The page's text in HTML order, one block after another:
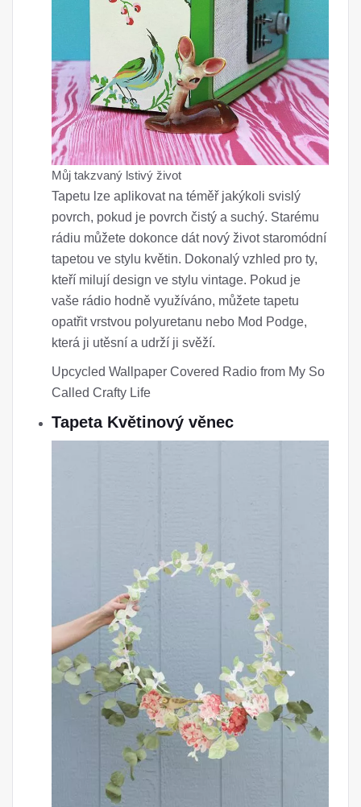
Můj takzvaný lstivý život
Tapetu lze aplikovat na téměř jakýkoli svislý
povrch, pokud je povrch čistý a suchý. Starému
rádiu můžete dokonce dát nový život staromódní
tapetou ve stylu květin. Dokonalý vzhled pro ty,
kteří milují design ve stylu vintage. Pokud je
vaše rádio hodně využíváno, můžete tapetu
opatřit vrstvou polyuretanu nebo Mod Podge,
která ji utěsní a udrží ji svěží.
Upcycled Wallpaper Covered Radio from My So
Called Crafty Life
Tapeta Květinový věnec